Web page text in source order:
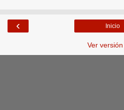
‹ Inicio
Ver